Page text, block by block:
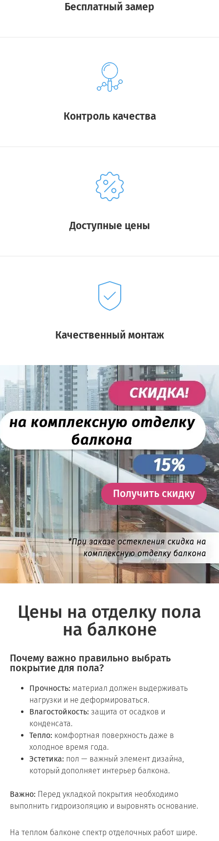
Бесплатный замер
Контроль качества
Доступные цены
Качественный монтаж
Получить скидку
Цены на отделку пола
на балконе
Почему важно правильно выбрать
покрытие для пола?
Прочность: материал должен выдерживать
нагрузки и не деформироваться.
Влагостойкость: защита от осадков и
конденсата.
Тепло: комфортная поверхность даже в
холодное время года.
Эстетика: пол — важный элемент дизайна,
который дополняет интерьер балкона.
Важно: Перед укладкой покрытия необходимо
выполнить гидроизоляцию и выровнять основание.
На теплом балконе спектр отделочных работ шире.